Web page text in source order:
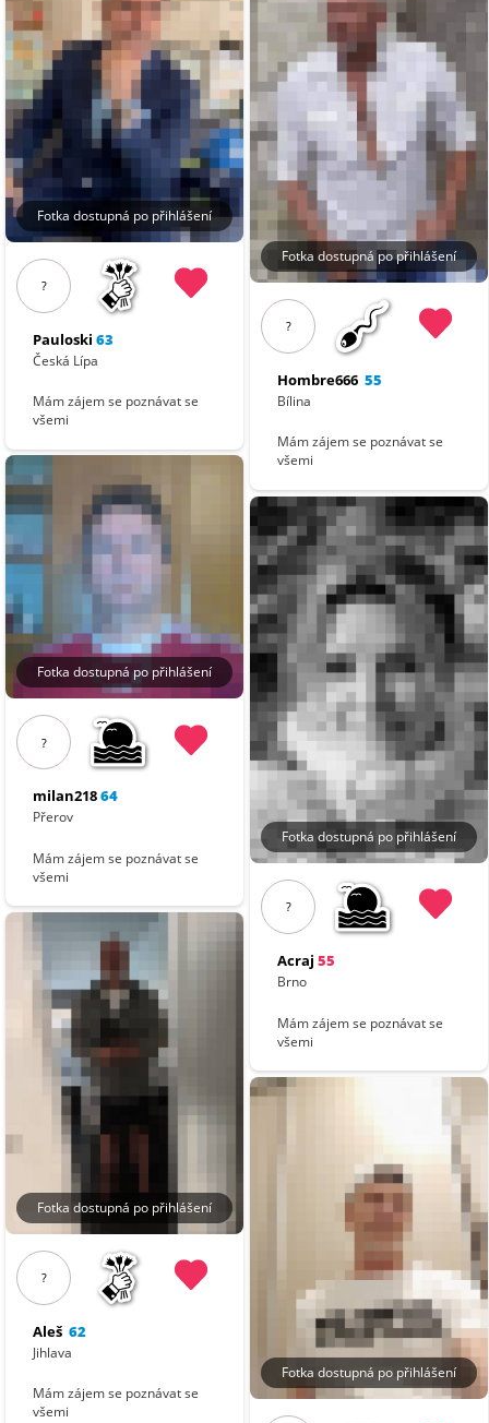
Fotka dostupná po přihlášení
?
Pauloski 63
Česká Lípa
Mám zájem se poznávat se
všemi
Fotka dostupná po přihlášení
?
milan21864
Přerov
Mám zájem se poznávat se
všemi
Fotka dostupná po přihlášení
?
Aleš 62
Jihlava
Mám zájem se poznávat se
všemi
Fotka dostupná po přihlášení
?
Hombre666 55
Bílina
Mám zájem se poznávat se
všemi
Fotka dostupná po přihlášení
?
Acraj 55
Brno
Mám zájem se poznávat se
všemi
Fotka dostupná po přihlášení